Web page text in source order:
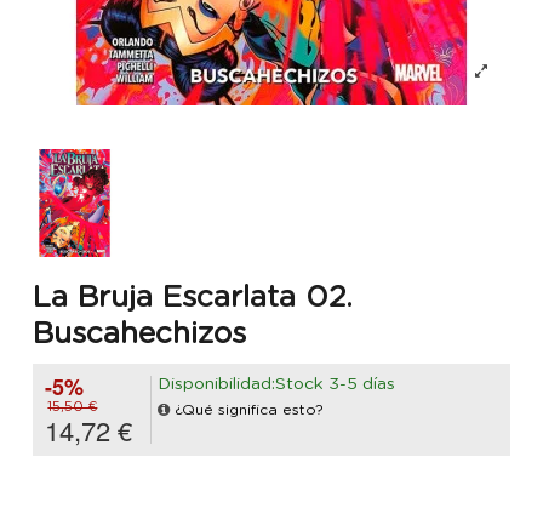
La Bruja Escarlata 02.
Buscahechizos
-5%
15,50 €
14,72 €
Disponibilidad:Stock 3-5 días
¿Qué significa esto?